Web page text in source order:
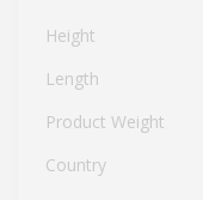
Height
Length
Product Weight
Country